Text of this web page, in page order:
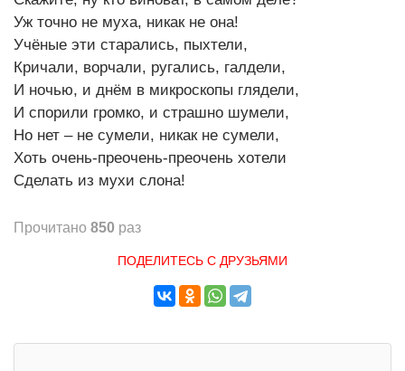
Уж точно не муха, никак не она!
Учёные эти старались, пыхтели,
Кричали, ворчали, ругались, галдели,
И ночью, и днём в микроскопы глядели,
И спорили громко, и страшно шумели,
Но нет – не сумели, никак не сумели,
Хоть очень-преочень-преочень хотели
Сделать из мухи слона!
Прочитано 850 раз
ПОДЕЛИТЕСЬ С ДРУЗЬЯМИ